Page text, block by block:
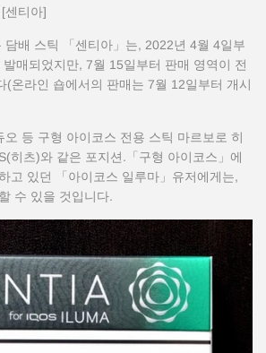
센티아]
담배 스틱 「센티아」는, 2022년 4월 4일부
매되었지만, 7월 15일부터 판매 영역이 전
(온라인 숍에서의 판매는 7월 12일부터 개시
오 등 구형 아이코스 전용 스틱 마르보로 히
히츠)와 같은 포지션.「구형 아이코스」에
고 있던 「아이코스 일루마」유저에게는,
수 있을 것입니다.